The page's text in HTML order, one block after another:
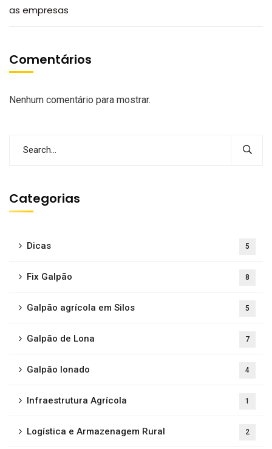
as empresas
Comentários
Nenhum comentário para mostrar.
Categorias
Dicas 5
Fix Galpão 8
Galpão agrícola em Silos 5
Galpão de Lona 7
Galpão lonado 4
Infraestrutura Agrícola 1
Logística e Armazenagem Rural 2